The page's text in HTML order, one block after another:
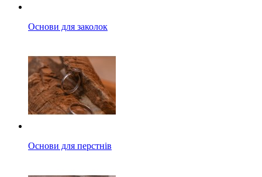
Основи для заколок
Основи для перстнів